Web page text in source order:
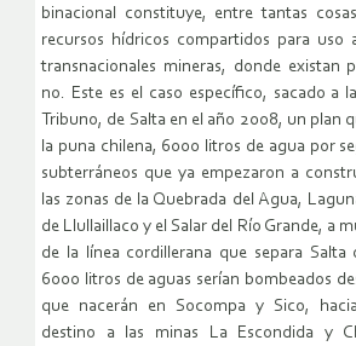
binacional constituye, entre tantas
recursos hídricos compartidos para uso
transnacionales mineras, donde existan
no. Este es el caso específico, sacado a
Tribuno, de Salta en el año 2008, un plan
la puna chilena, 6000 litros de agua por
subterráneos que ya empezaron a
las zonas de la Quebrada del Agua,
de Llullaillaco y el Salar del Río Grande, a
de la línea cordillerana que separa Salta
6000 litros de aguas serían bombeados
que nacerán en Socompa y Sico,
destino a las minas La Escondida y